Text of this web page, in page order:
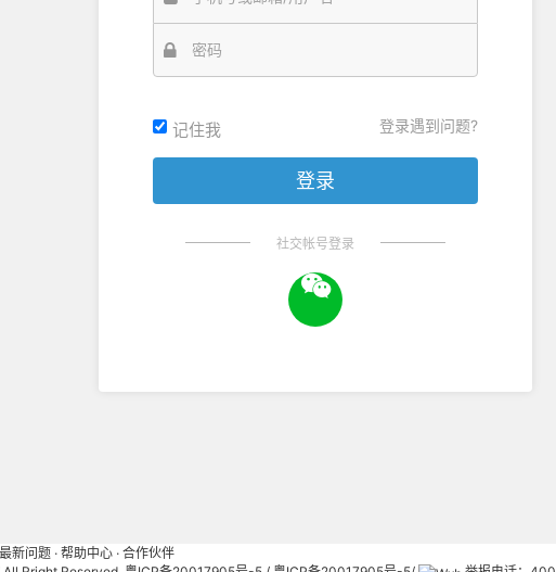
记住我 登录遇到问题?
社交帐号登录
最新问题 · 帮助中心 · 合作伙伴